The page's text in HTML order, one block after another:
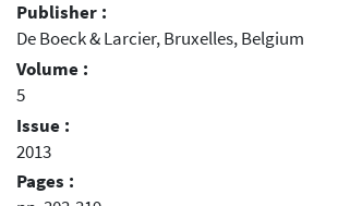
Publisher :
De Boeck & Larcier, Bruxelles, Belgium
Volume :
5
Issue :
2013
Pages :